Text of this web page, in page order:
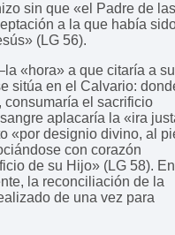
sin que «el Padre de las
a la que había
(LG 56).
«hora» a que citaría a su
sitúa en el Calvario:
consumaría el sacrificio
aplacaría la «ira
«por designio divino, al
con corazón
de su Hijo» (LG 58). En
la reconciliación de la
de una vez para